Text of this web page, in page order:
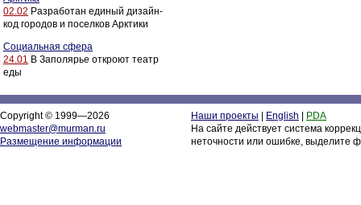
02.02 Разработан единый дизайн-
код городов и поселков Арктики
Социальная сфера
24.01 В Заполярье откроют театр
еды
Copyright © 1999—2026
webmaster@murman.ru
Размещение информации
Наши проекты English
PDA
На сайте действует система
неточности или ошибке, выделите